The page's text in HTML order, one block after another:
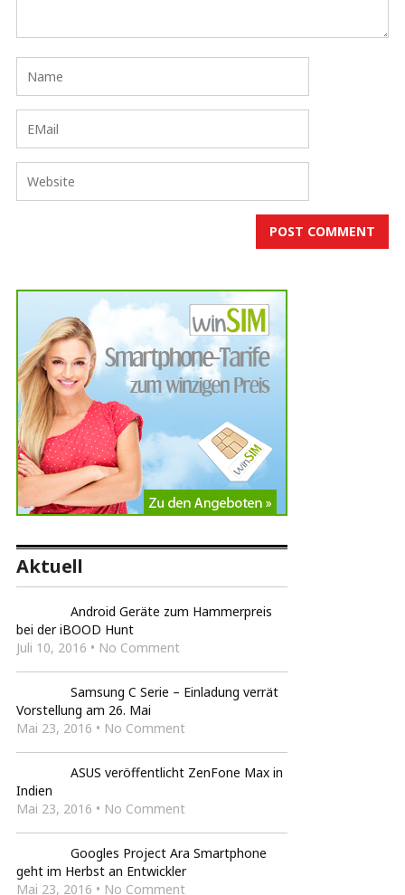
Aktuell
Android Geräte zum Hammerpreis
bei der iBOOD Hunt
Juli 10, 2016 • No Comment
Samsung C Serie – Einladung verrät
Vorstellung am 26. Mai
Mai 23, 2016 • No Comment
ASUS veröffentlicht ZenFone Max in
Indien
Mai 23, 2016 • No Comment
Googles Project Ara Smartphone
geht im Herbst an Entwickler
Mai 23, 2016 • No Comment